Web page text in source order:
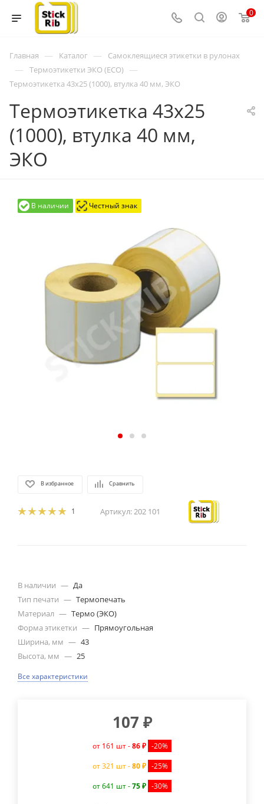
0
Главная — Каталог — Самоклеящиеся этикетки в рулонах
— Термоэтикетки ЭКО (ECO) —
Термоэтикетка 43x25 (1000), втулка 40 мм, ЭКО
Термоэтикетка 43x25
(1000), втулка 40 мм,
ЭКО
В наличии Честный знак
В избранное Сравнить
1 Артикул:202 101
В наличии — Да
Тип печати — Термопечать
Материал — Термо (ЭКО)
Форма этикетки — Прямоугольная
Ширина, мм — 43
Высота, мм — 25
Все характеристики
107 ₽
от 161 шт -86 ₽ -20%
от 321 шт -80 ₽ -25%
от 641 шт -75 ₽ -30%